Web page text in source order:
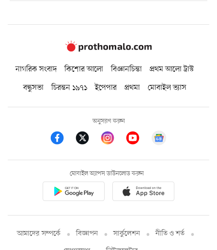
নাগরিক সংবাদ কিশোর আলো বিজ্ঞানচিন্তা
প্রথম আলো ট্রাস্ট
বন্ধুসভা
চিরন্তন ১৯৭১ ইপেপার প্রথমা মোবাইল ভ্যাস
অনুসরণ করুন
মোবাইল অ্যাপস ডাউনলোড করুন
আমাদের সম্পর্কে বিজ্ঞাপন সার্কুলেশন
নীতি ও শর্ত